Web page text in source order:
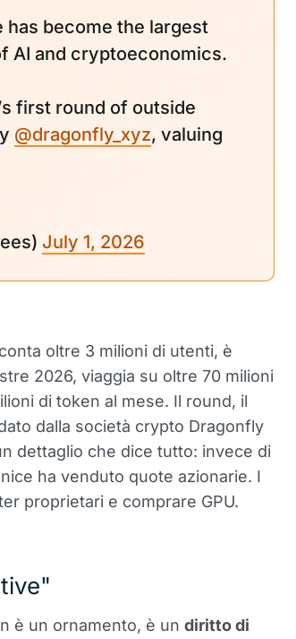
has become the largest
AI and cryptoeconomics.
first round of outside
@dragonfly_xyz, valuing
July 1, 2026
oltre 3 milioni di utenti, è
2026, viaggia su oltre 70 milioni
di token al mese. Il round, il
dalla società crypto Dragonfly
dettaglio che dice tutto: invece di
ha venduto quote azionarie. I
proprietari e comprare GPU.
è un ornamento, è un diritto di